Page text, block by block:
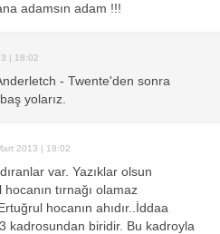
adamsın adam !!!
| 18:02
- Twente'den sonra
yolarız.
2013 | 18:02
var. Yazıklar olsun
tırnağı olamaz
hocanın ahıdır..İddaa
kadrosundan biridir. Bu kadroyla